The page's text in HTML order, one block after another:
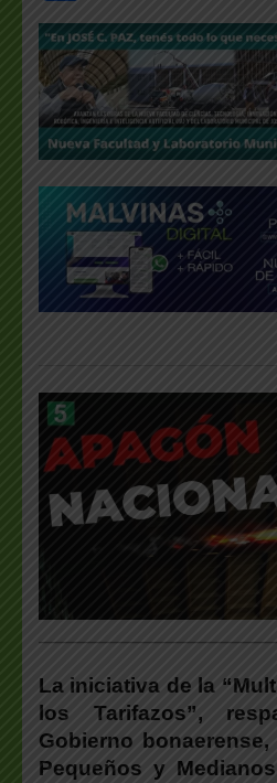
La iniciativa de la
los Tarifazos”,
Gobierno
Pequeños y